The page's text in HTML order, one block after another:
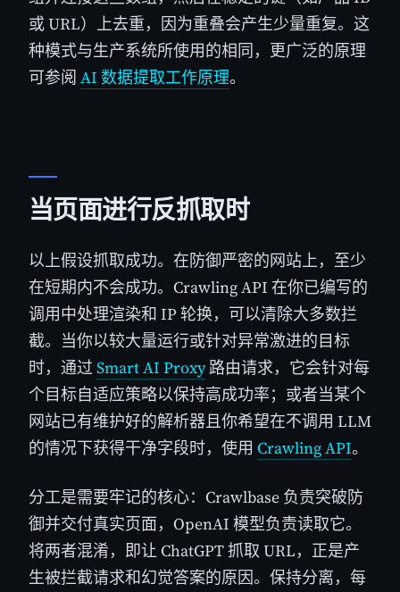
或 URL）上去重，因为重叠会产生少量重复。这
种模式与生产系统所使用的相同，更广泛的原理
可参阅 AI 数据提取工作原理。
当页面进行反抓取时
以上假设抓取成功。在防御严密的网站上，至少
在短期内不会成功。Crawling API 在你已编写的
调用中处理渲染和 IP 轮换，可以清除大多数拦
截。当你以较大量运行或针对异常激进的目标
时，通过Smart AI Proxy路由请求，它会针对每
个目标自适应策略以保持高成功率；或者当某个
网站已有维护好的解析器且你希望在不调用 LLM
的情况下获得干净字段时，使用 Crawling API。
分工是需要牢记的核心：Crawlbase 负责突破防
御并交付真实页面，OpenAI 模型负责读取它。
将两者混淆，即让 ChatGPT 抓取 URL，正是产
生被拦截请求和幻觉答案的原因。保持分离，每